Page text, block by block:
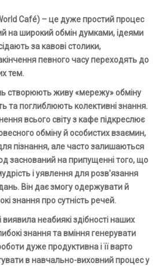
Café) – це дуже простий процес
на широкий обмін думками, ідеями
за кавові столики,
певного часу переходять до
тем.
створюють живу «мережу» обміну
та поглиблюють колективні знання.
всього світу з кафе підкреслює
обміну й особистих взаємин,
пізнання, але часто залишаються
заснований на припущенні того, що
і уявлення для розв'язання
Він дає змогу одержувати й
знання про сутність речей.
неабиякі здібності наших
знання та вміння генерувати
дуже продуктивна і її варто
в навчально-виховний процес у